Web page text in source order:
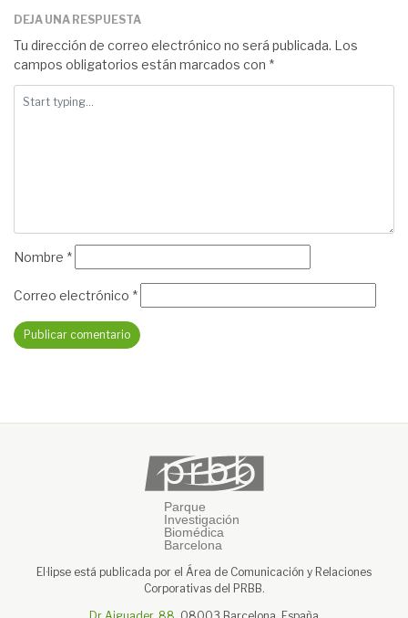
DEJA UNA RESPUESTA
Tu dirección de correo electrónico no será publicada. Los
campos obligatorios están marcados con *
Nombre *
Correo electrónico *
El·lipse está publicada por el Área de Comunicación y Relaciones
Corporativas del PRBB.